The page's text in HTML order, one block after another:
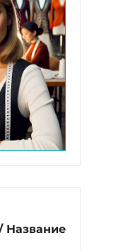
Название